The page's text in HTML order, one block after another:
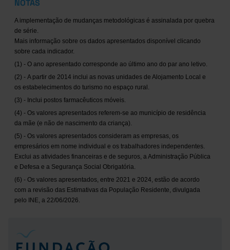
NOTAS
A implementação de mudanças metodológicas é assinalada por quebra
de série.
Mais informação sobre os dados apresentados disponível clicando
sobre cada indicador.
(1) - O ano apresentado corresponde ao último ano do par ano letivo.
(2) - A partir de 2014 inclui as novas unidades de Alojamento Local e
os estabelecimentos do turismo no espaço rural.
(3) - Inclui postos farmacêuticos móveis.
(4) - Os valores apresentados referem-se ao município de residência
da mãe (e não de nascimento da criança).
(5) - Os valores apresentados consideram as empresas, os
empresários em nome individual e os trabalhadores independentes.
Exclui as atividades financeiras e de seguros, a Administração Pública
e Defesa e a Segurança Social Obrigatória.
(6) - Os valores apresentados, entre 2021 e 2024, estão de acordo
com a revisão das Estimativas da População Residente, divulgada
pelo INE, a 22/06/2026.